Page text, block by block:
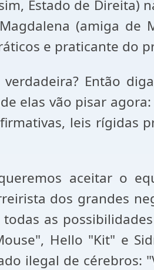
Estado de Direita)
(amiga de
e praticante do
Então
elas vão pisar
leis rígidas
aceitar o
dos grandes
as
Hello "Kit" e
ilegal de cérebros: